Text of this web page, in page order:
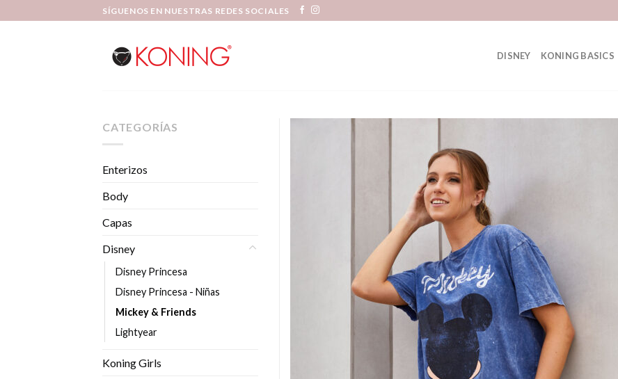
SÍGUENOS EN NUESTRAS REDES SOCIALES
DISNEY KONING BASICS
CATEGORÍAS
Enterizos
Body
Capas
Disney
Disney Princesa
Disney Princesa - Niñas
Mickey & Friends
Lightyear
Koning Girls